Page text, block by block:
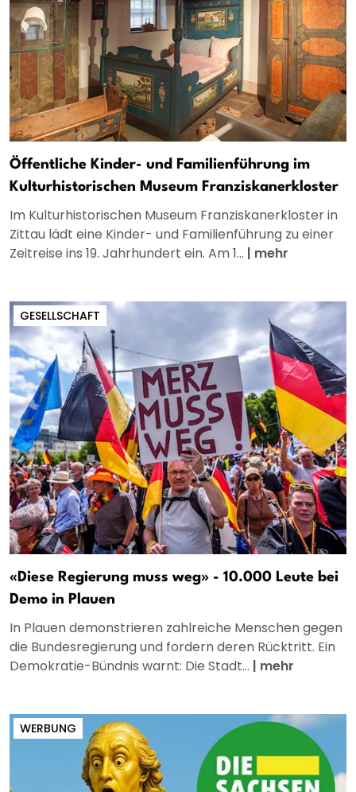
Öffentliche Kinder- und Familienführung im
Kulturhistorischen Museum Franziskanerkloster
Im Kulturhistorischen Museum Franziskanerkloster in
Zittau lädt eine Kinder- und Familienführung zu einer
Zeitreise ins 19. Jahrhundert ein. Am 1... | mehr
GESELLSCHAFT
«Diese Regierung muss weg» - 10.000 Leute bei
Demo in Plauen
In Plauen demonstrieren zahlreiche Menschen gegen
die Bundesregierung und fordern deren Rücktritt. Ein
Demokratie-Bündnis warnt: Die Stadt... | mehr
WERBUNG